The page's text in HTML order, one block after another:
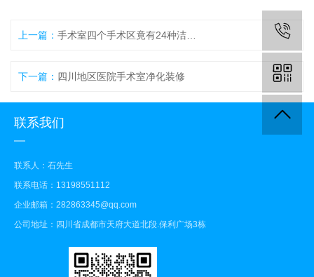
上一篇： 手术室四个手术区竟有24种洁净运行模式
下一篇： 四川地区医院手术室净化装修
联系我们
联系人：石先生
联系电话：13198551112
企业邮箱：282863345@qq.com
公司地址：四川省成都市天府大道北段.保利广场3栋